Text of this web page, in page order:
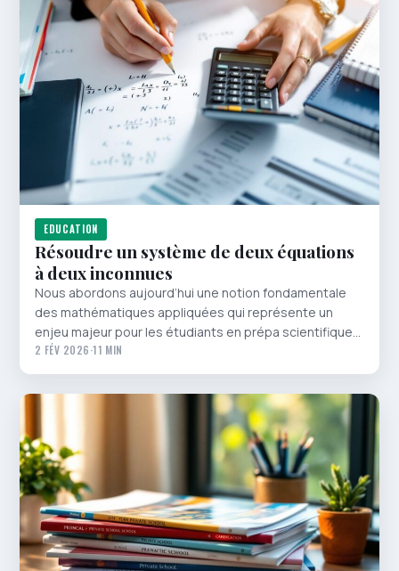
EDUCATION
Résoudre un système de deux équations
à deux inconnues
Nous abordons aujourd’hui une notion fondamentale
des mathématiques appliquées qui représente un
enjeu majeur pour les étudiants en prépa scientifique…
2 FÉV 2026·11 MIN